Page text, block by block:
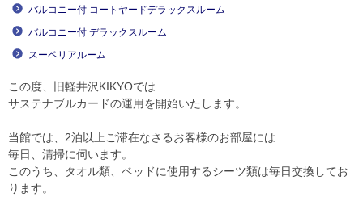
バルコニー付 コートヤードデラックスルーム
バルコニー付 デラックスルーム
スーペリアルーム
この度、旧軽井沢KIKYOでは
サステナブルカードの運用を開始いたします。
当館では、2泊以上ご滞在なさるお客様のお部屋には
毎日、清掃に伺います。
このうち、タオル類、ベッドに使用するシーツ類は毎日交換してお
ります。